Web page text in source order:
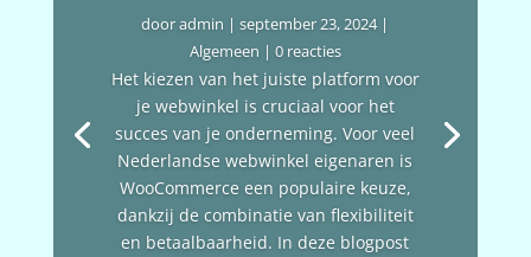
dooradmin |september 23, 2024|
Algemeen | 0 reacties
Het kiezen van het juiste platform voor
je webwinkel is cruciaal voor het
succes van je onderneming. Voor veel
Nederlandse webwinkel eigenaren is
WooCommerce een populaire keuze,
dankzij de combinatie van flexibiliteit
en betaalbaarheid. In deze blogpost